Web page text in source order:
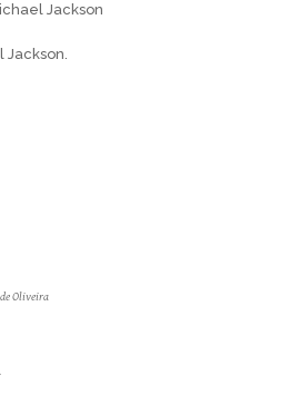
Jackson
Jackson.
Oliveira